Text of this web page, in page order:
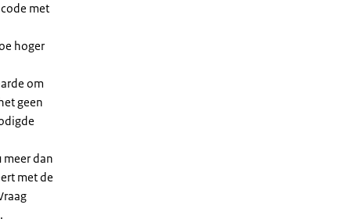
met
hoger
om
geen
meer dan
met de